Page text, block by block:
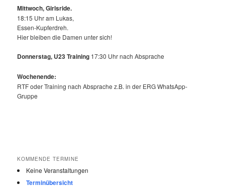
Mittwoch,Girlsride.
18:15 Uhr am Lukas,
Essen-Kupferdreh.
Hier bleiben die Damen unter sich!
Donnerstag, U23 Training 17:30 Uhr nach Absprache
Wochenende:
RTF oder Training nach Absprache z.B. in der ERG WhatsApp-
Gruppe
KOMMENDE TERMINE
Keine Veranstaltungen
Terminübersicht